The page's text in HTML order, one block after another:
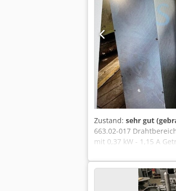
Zustand: sehr gut
663.02-017
mit 0,37 kW - 1,15 A
Ziehgeschwindigkeit:
Kassette) Typ: PKG/T
Fertigdurchmesser